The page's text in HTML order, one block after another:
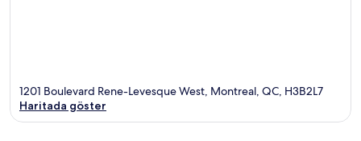
1201 Boulevard Rene-Levesque West, Montreal, QC, H3B2L7
Haritada göster